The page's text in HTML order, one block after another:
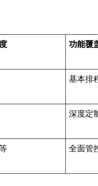
功能覆
基本排
深度定
全面管